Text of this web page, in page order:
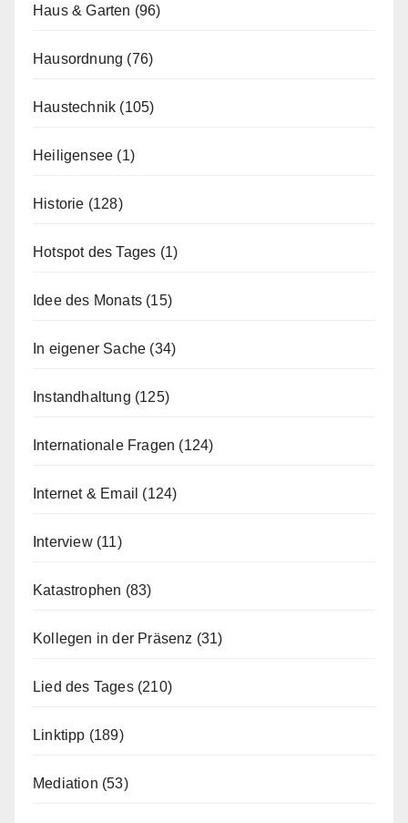
Haus & Garten (96)
Hausordnung (76)
Haustechnik (105)
Heiligensee (1)
Historie (128)
Hotspot des Tages (1)
Idee des Monats (15)
In eigener Sache (34)
Instandhaltung (125)
Internationale Fragen (124)
Internet & Email (124)
Interview(11)
Katastrophen (83)
Kollegen in der Präsenz (31)
Lied des Tages(210)
Linktipp (189)
Mediation (53)